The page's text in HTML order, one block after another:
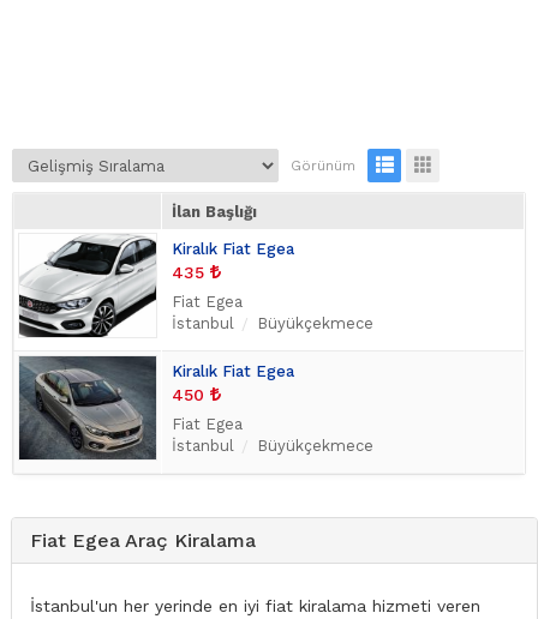
Görünüm
İlan Başlığı
Kiralık Fiat Egea
435
Fiat Egea
İstanbul
Büyükçekmece
Kiralık Fiat Egea
450
Fiat Egea
İstanbul
Büyükçekmece
Fiat Egea Araç Kiralama
İstanbul'un her yerinde en iyi fiat kiralama hizmeti veren